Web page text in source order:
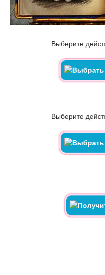
Выберите
Выберите